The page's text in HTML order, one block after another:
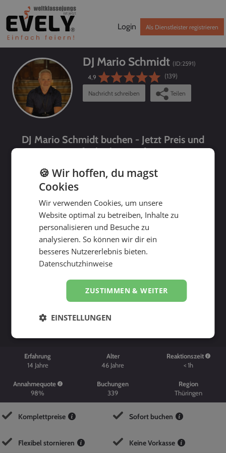
Login Als Dienstleister registrieren
DJ Mario Schmidt (ID:2591)
4,9
(139)
Nachricht schreiben Teilen
DJ Mario Schmidt buchen - Jetzt Preis und
Verfügbarkeit prüfen!
bis
Erfahrung
14 Jahre
Alter
46 Jahre
Reaktionszeit
< 1h
Annahmequote
98%
Buchungen
339
Region
Thüringen
Komplettpreise Sofort buchen
Flexibel stornieren Keine Vorkasse
🍪 Wir hoffen, du magst
Cookies
Wir verwenden Cookies, um unsere
Website optimal zu betreiben, Inhalte zu
personalisieren und Besuche zu
analysieren. So können wir dir ein
besseres Nutzererlebnis bieten.
Datenschutzhinweise
ZUSTIMMEN & WEITER
EINSTELLUNGEN